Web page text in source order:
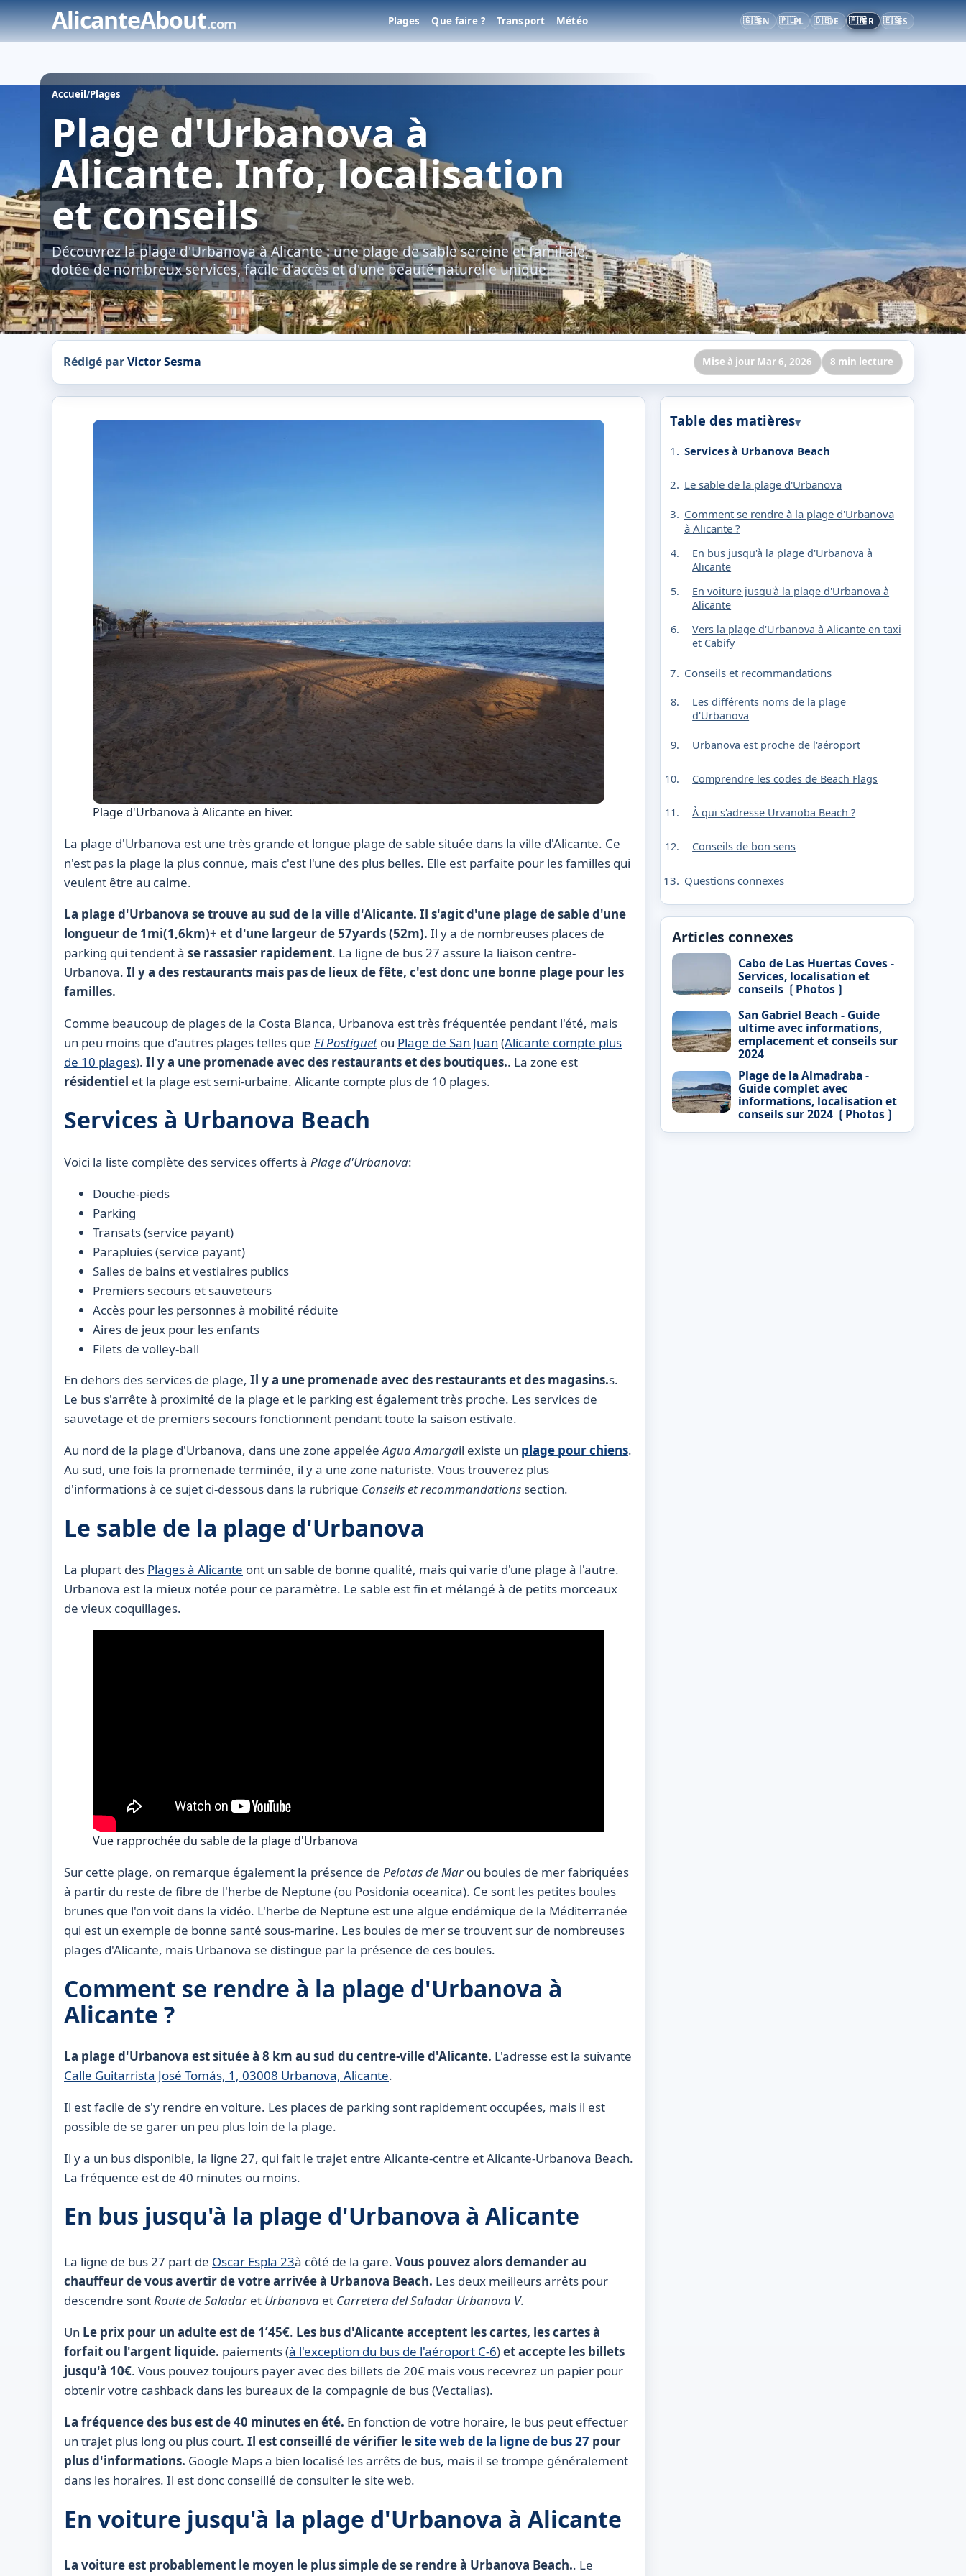
Skip
to
content
AlicanteAbout.com Plages Que faire ? Transport Météo 🇬🇧EN 🇵🇱PL 🇩🇪DE 🇫🇷FR 🇪🇸ES
Accueil /Plages
Plage d'Urbanova à
Alicante. Info, localisation
et conseils
Découvrez la plage d'Urbanova à Alicante : une plage de sable sereine et familiale,
dotée de nombreux services, facile d'accès et d'une beauté naturelle unique.
Rédigé parVictor Sesma Mise à jour Mar 6, 2026 8 min lecture
Plage d'Urbanova à Alicante en hiver.
La plage d'Urbanova est une très grande et longue plage de sable située dans la ville d'Alicante. Ce
n'est pas la plage la plus connue, mais c'est l'une des plus belles. Elle est parfaite pour les familles qui
veulent être au calme.
La plage d'Urbanova se trouve au sud de la ville d'Alicante. Il s'agit d'une plage de sable d'une
longueur de 1mi(1,6km)+ et d'une largeur de 57yards (52m). Il y a de nombreuses places de
parking qui tendent à se rassasier rapidement. La ligne de bus 27 assure la liaison centre-
Urbanova. Il y a des restaurants mais pas de lieux de fête, c'est donc une bonne plage pour les
familles.
Comme beaucoup de plages de la Costa Blanca, Urbanova est très fréquentée pendant l'été, mais
un peu moins que d'autres plages telles que El Postiguet ou Plage de San Juan (Alicante compte plus
de 10 plages). Il y a une promenade avec des restaurants et des boutiques.. La zone est
résidentiel et la plage est semi-urbaine. Alicante compte plus de 10 plages.
Services à Urbanova Beach
Voici la liste complète des services offerts à Plage d'Urbanova:
Douche-pieds
Parking
Transats (service payant)
Parapluies (service payant)
Salles de bains et vestiaires publics
Premiers secours et sauveteurs
Accès pour les personnes à mobilité réduite
Aires de jeux pour les enfants
Filets de volley-ball
En dehors des services de plage, Il y a une promenade avec des restaurants et des magasins.s.
Le bus s'arrête à proximité de la plage et le parking est également très proche. Les services de
sauvetage et de premiers secours fonctionnent pendant toute la saison estivale.
Au nord de la plage d'Urbanova, dans une zone appeléeAgua Amargail existe un plage pour chiens.
Au sud, une fois la promenade terminée, il y a une zone naturiste. Vous trouverez plus
d'informations à ce sujet ci-dessous dans la rubrique Conseils et recommandations section.
Le sable de la plage d'Urbanova
La plupart des Plages à Alicante ont un sable de bonne qualité, mais qui varie d'une plage à l'autre.
Urbanova est la mieux notée pour ce paramètre. Le sable est fin et mélangé à de petits morceaux
de vieux coquillages.
Vue rapprochée du sable de la plage d'Urbanova
Sur cette plage, on remarque également la présence de Pelotas de Marou boules de mer fabriquées
à partir du reste de fibre de l'herbe de Neptune (ou Posidonia oceanica). Ce sont les petites boules
brunes que l'on voit dans la vidéo. L'herbe de Neptune est une algue endémique de la Méditerranée
qui est un exemple de bonne santé sous-marine. Les boules de mer se trouvent sur de nombreuses
plages d'Alicante, mais Urbanova se distingue par la présence de ces boules.
Comment se rendre à la plage d'Urbanova à
Alicante ?
La plage d'Urbanova est située à 8 km au sud du centre-ville d'Alicante. L'adresse est la suivante
Calle Guitarrista José Tomás, 1, 03008 Urbanova, Alicante.
Il est facile de s'y rendre en voiture. Les places de parking sont rapidement occupées, mais il est
possible de se garer un peu plus loin de la plage.
Il y a un bus disponible, la ligne 27, qui fait le trajet entre Alicante-centre et Alicante-Urbanova Beach.
La fréquence est de 40 minutes ou moins.
En bus jusqu'à la plage d'Urbanova à Alicante
La ligne de bus 27 part de Oscar Espla 23à côté de la gare. Vous pouvez alors demander au
chauffeur de vous avertir de votre arrivée à Urbanova Beach. Les deux meilleurs arrêts pour
descendre sontRoute de Saladaret Urbanova et Carretera del Saladar Urbanova V.
Un Le prix pour un adulte est de 1’45€. Les bus d'Alicante acceptent les cartes, les cartes à
forfait ou l'argent liquide. paiements (à l'exception du bus de l'aéroport C-6)et accepte les billets
jusqu'à 10€. Vous pouvez toujours payer avec des billets de 20€ mais vous recevrez un papier pour
obtenir votre cashback dans les bureaux de la compagnie de bus (Vectalias).
La fréquence des bus est de 40 minutes en été. En fonction de votre horaire, le bus peut effectuer
un trajet plus long ou plus court. Il est conseillé de vérifier lesite web de la ligne de bus 27 pour
plus d'informations. Google Maps a bien localisé les arrêts de bus, mais il se trompe généralement
dans les horaires. Il est donc conseillé de consulter le site web.
En voiture jusqu'à la plage d'Urbanova à Alicante
La voiture est probablement le moyen le plus simple de se rendre à Urbanova Beach.. Le
Table des matières
Services à Urbanova Beach
Le sable de la plage d'Urbanova
Comment se rendre à la plage d'Urbanova
à Alicante ?
En bus jusqu'à la plage d'Urbanova à
Alicante
En voiture jusqu'à la plage d'Urbanova à
Alicante
Vers la plage d'Urbanova à Alicante en taxi
et Cabify
Conseils et recommandations
Les différents noms de la plage
d'Urbanova
Urbanova est proche de l'aéroport
Comprendre les codes de Beach Flags
À qui s'adresse Urvanoba Beach ?
Conseils de bon sens
Questions connexes
Articles connexes
Cabo de Las Huertas Coves -
Services, localisation et
conseils ❲Photos❳
San Gabriel Beach - Guide
ultime avec informations,
emplacement et conseils sur
2024
Plage de la Almadraba -
Guide complet avec
informations, localisation et
conseils sur 2024 ❲Photos❳